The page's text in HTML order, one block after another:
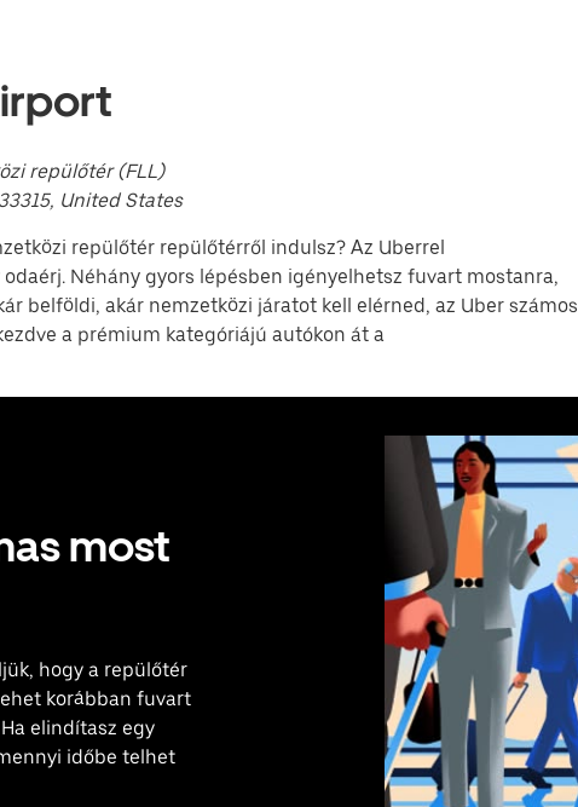
repülőtér (FLL)
United States
repülőtér repülőtérről indulsz? Az Uberrel
Néhány gyors lépésben igényelhetsz fuvart mostanra,
belföldi, akár nemzetközi járatot kell elérned, az Uber számos
a prémium kategóriájú autókon át a
most
hogy a repülőtér
korábban fuvart
elindítasz egy
időbe telhet